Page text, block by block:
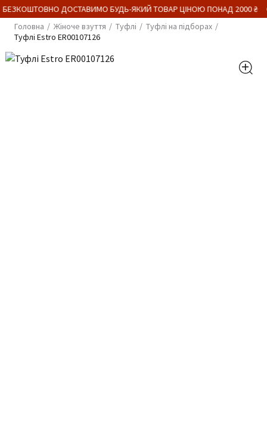
ДОСТАВИМО БУДЬ-ЯКИЙ ТОВАР ЦІНОЮ ПОНАД 2000 ₴
Головна
Жіноче взуття Туфлі
Туфлі на підборах
Туфлі Estro ER00107126